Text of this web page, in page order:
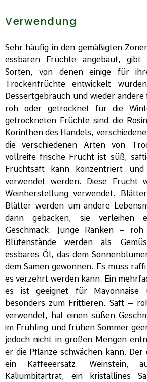
Verwendung
Sehr häufig in den gemäßigten
essbaren Früchte angebaut,
Sorten, von denen einige für
Trockenfrüchte entwickelt
Dessertgebrauch und wieder
roh oder getrocknet für die
getrockneten Früchte sind die
Korinthen des Handels,
die verschiedenen Arten von
vollreife frische Frucht ist süß,
Fruchtsaft kann konzentriert
verwendet werden. Diese Frucht
Weinherstellung verwendet.
Blätter werden um andere
dann gebacken, sie verleihen
Geschmack. Junge Ranken –
Blütenstände werden als
essbares Öl, das dem
dem Samen gewonnen. Es muss
es verzehrt werden kann. Ein
es ist geeignet für Mayonnaise
besonders zum Frittieren. Saft –
verwendet, hat einen süßen
im Frühling und frühen Sommer
jedoch nicht in großen Mengen
er die Pflanze schwächen kann. Der
ein Kaffeeersatz. Weinstein,
Kaliumbitartrat, ein kristallines